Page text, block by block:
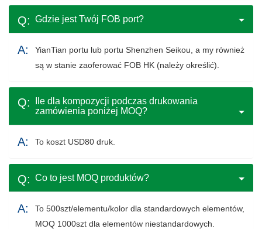
Gdzie jest Twój FOB port?
YianTian portu lub portu Shenzhen Seikou, a my również
są w stanie zaoferować FOB HK (należy określić).
Ile dla kompozycji podczas drukowania
zamówienia poniżej MOQ?
To koszt USD80 druk.
Co to jest MOQ produktów?
To 500szt/elementu/kolor dla standardowych elementów,
MOQ 1000szt dla elementów niestandardowych.